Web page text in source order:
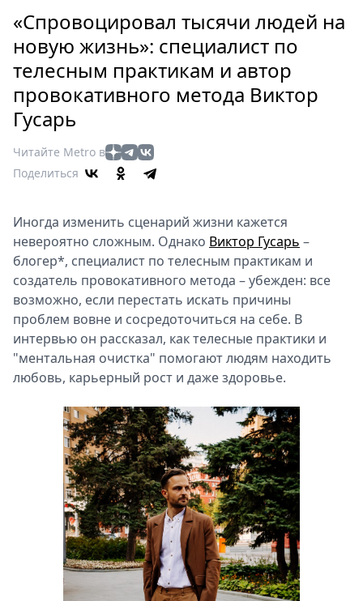
Россия
Мир
Здоровье
Еда
Театр
Кино
Книги
Выставки
Пресс-
релизы
О
Metro
Стримы
Спецпроекты
Выборы
2026
Скачай
Metro
«Спровоцировал тысячи людей на
новую жизнь»: специалист по
телесным практикам и автор
провокативного метода Виктор
Гусарь
Читайте Metro в
Поделиться
Иногда изменить сценарий жизни кажется
невероятно сложным. Однако Виктор Гусарь –
блогер*, специалист по телесным практикам и
создатель провокативного метода – убежден: все
возможно, если перестать искать причины
проблем вовне и сосредоточиться на себе. В
интервью он рассказал, как телесные практики и
"ментальная очистка" помогают людям находить
любовь, карьерный рост и даже здоровье.